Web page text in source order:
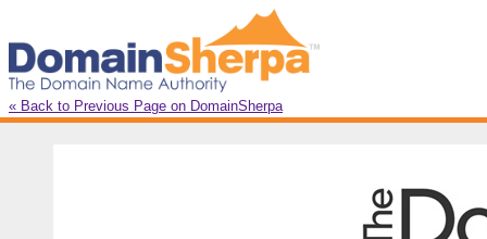
« Back to Previous Page on DomainSherpa